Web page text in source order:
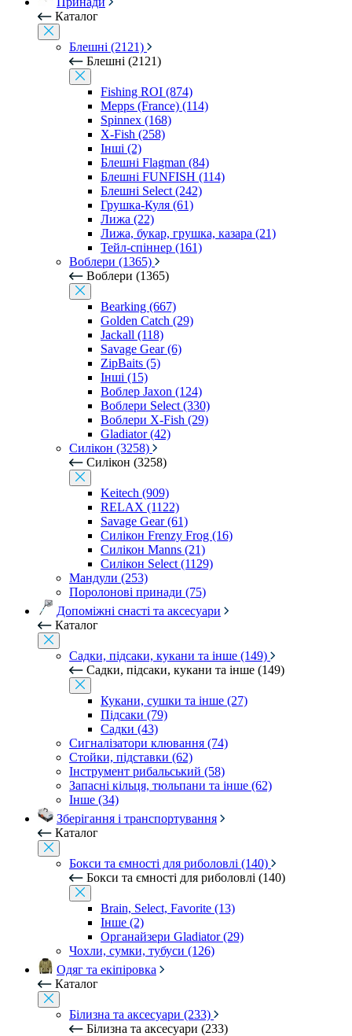
Каталог
Блешні (2121)
Блешні (2121)
Fishing ROI (874)
Mepps (France) (114)
Spinnex (168)
X-Fish (258)
Інші (2)
Блешні Flagman (84)
Блешні FUNFISH (114)
Блешні Select (242)
Грушка-Куля (61)
Лижа (22)
Лижа, букар, грушка, казара (21)
Тейл-спіннер (161)
Воблери (1365)
Воблери (1365)
Bearking (667)
Golden Catch (29)
Jackall (118)
Savage Gear (6)
ZipBaits (5)
Інші (15)
Воблер Jaxon (124)
Воблери Select (330)
Воблери X-Fish (29)
Gladiator (42)
Силікон (3258)
Силікон (3258)
Keitech (909)
RELAX (1122)
Savage Gear (61)
Силікон Frenzy Frog (16)
Силікон Manns (21)
Силікон Select (1129)
Мандули (253)
Поролонові принади (75)
Допоміжні снасті та аксесуари
Каталог
Садки, підсаки, кукани та інше (149)
Садки, підсаки, кукани та інше (149)
Кукани, сушки та інше (27)
Підсаки (79)
Садки (43)
Сигналізатори клювання (74)
Стойки, підставки (62)
Інструмент рибальський (58)
Запасні кільця, тюльпани та інше (62)
Інше (34)
Зберігання і транспортування
Каталог
Бокси та ємності для риболовлі (140)
Бокси та ємності для риболовлі (140)
Brain, Select, Favorite (13)
Інше (2)
Органайзери Gladiator (29)
Чохли, сумки, тубуси (126)
Одяг та екіпіровка
Каталог
Білизна та аксесуари (233)
Білизна та аксесуари (233)